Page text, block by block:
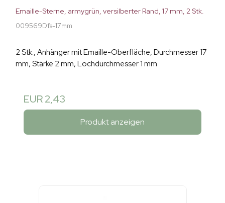
Emaille-Sterne, armygrün, versilberter Rand, 17 mm, 2 Stk.
009569Dfs-17mm
2 Stk., Anhänger mit Emaille-Oberfläche, Durchmesser 17
mm, Stärke 2 mm, Lochdurchmesser 1 mm
EUR 2,43
Produkt anzeigen